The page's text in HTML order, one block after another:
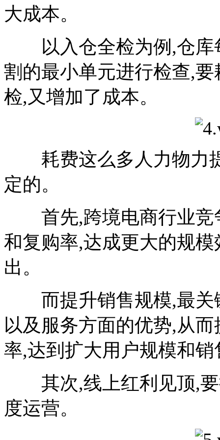
大成本。
以入仓全检为例,仓库
割的最小单元进行检查,
检,又增加了成本。
耗费这么多人力物力提
定的。
首先,跨境电商行业竞
和复购率,达成更大的规
出。
而提升销售规模,最关
以及服务方面的优势,从
率,达到扩大用户规模和
其次,线上红利见顶,要
度运营。